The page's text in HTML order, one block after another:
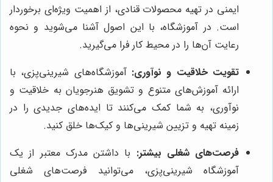
ایمنی در تهیه محصولات قنادی، از اهمیت ویژه‌ای برخوردار
است. در آموزشگاه، با این اصول آشنا می‌شوید و نحوه
رعایت آن‌ها را در محیط کار فرا می‌گیرید.
تقویت خلاقیت و نوآوری: آموزشگاه‌های شیرینی‌پزی، با
ارائه آموزش‌های متنوع و تشویق هنرجویان به خلاقیت و
نوآوری، به شما کمک می‌کنند تا ایده‌های جدیدی را در
زمینه تهیه و تزیین شیرینی‌ها و کیک‌ها خلق کنید.
فرصت‌های شغلی بیشتر: با داشتن مدرک معتبر از یک
آموزشگاه شیرینی‌پزی، می‌توانید فرصت‌های شغلی